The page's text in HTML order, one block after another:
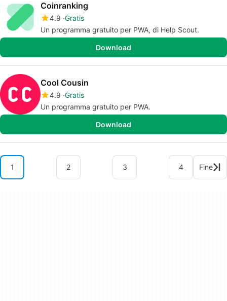
Coinranking
4.9 Gratis
Un programma gratuito per PWA, di Help Scout.
Download
Cool Cousin
4.9 Gratis
Un programma gratuito per PWA.
Download
1 2 3 4 Fine